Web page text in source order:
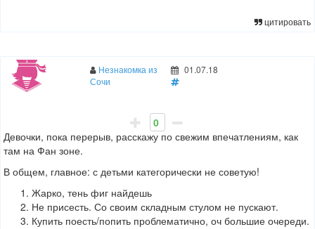
цитировать
Незнакомка из
Сочи
01.07.18
0
Девочки, пока перерыв, расскажу по свежим впечатлениям, как
там на Фан зоне.
В общем, главное: с детьми категорически не советую!
Жарко, тень фиг найдешь
Не присесть. Со своим складным стулом не пускают.
Купить поесть/попить проблематично, оч большие очереди.